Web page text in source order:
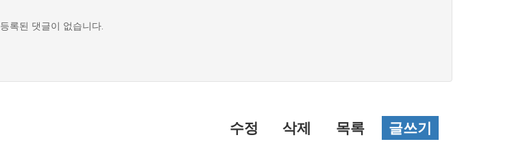
등록된 댓글이 없습니다.
수정 삭제 목록 글쓰기